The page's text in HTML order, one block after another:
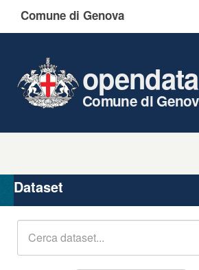
Comune di Genova
opendata
Comune di
Organizzazioni
Gruppi
Dataset